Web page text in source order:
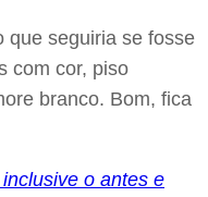
que seguiria se fosse
com cor, piso
branco. Bom, fica
o antes e